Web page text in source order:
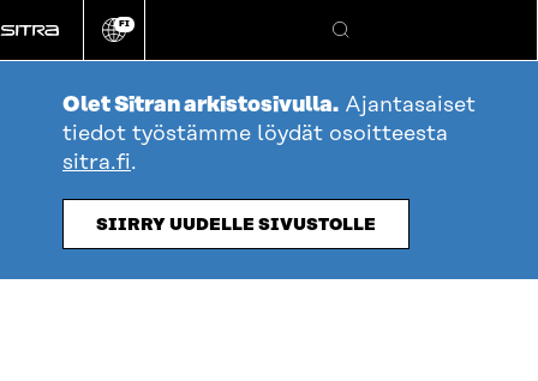
suoraan
sisältöön
Vaihda
kieli
FI
Hae
Olet Sitran arkistosivulla. Ajantasaiset
tiedot työstämme löydät osoitteesta
sitra.fi.
SIIRRY UUDELLE SIVUSTOLLE